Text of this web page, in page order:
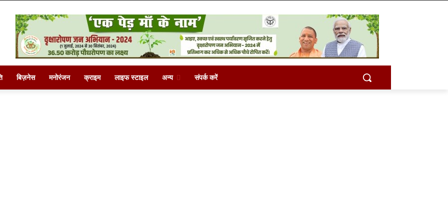
बिज़नेस मनोरंजन क्राइम लाइफ स्टाइल अन्य संपर्क करें